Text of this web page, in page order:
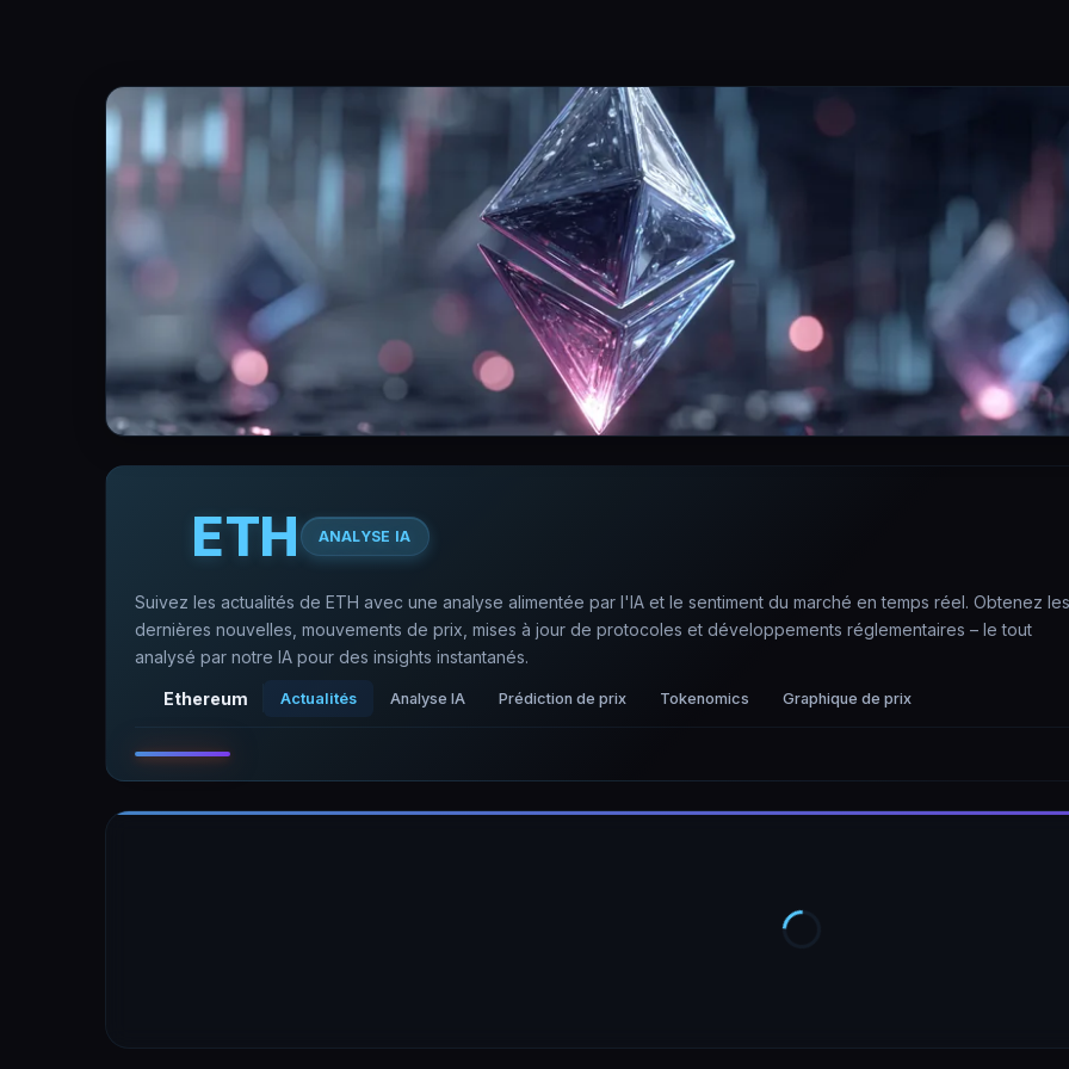
ETH ANALYSE IA
Suivez les actualités de ETH avec une analyse alimentée par l'IA et le sentiment du marché en temps réel. Obtenez les
dernières nouvelles, mouvements de prix, mises à jour de protocoles et développements réglementaires – le tout
analysé par notre IA pour des insights instantanés.
Ethereum Actualités Analyse IA Prédiction de prix Tokenomics Graphique de prix